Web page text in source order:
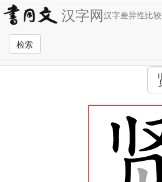
汉字网汉字差异性比较
检索
全站检索页面